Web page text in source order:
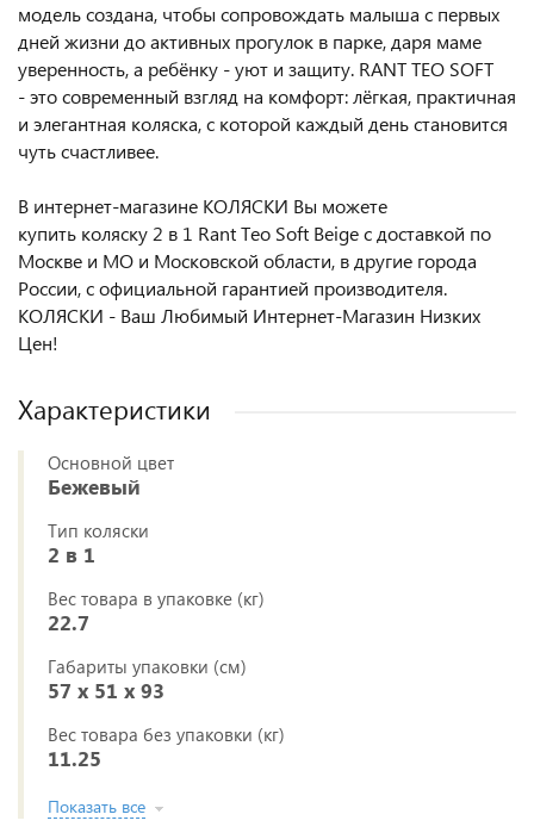
модель создана, чтобы сопровождать малыша с первых
дней жизни до активных прогулок в парке, даря маме
уверенность, а ребёнку - уют и защиту. RANT TEO SOFT
- это современный взгляд на комфорт: лёгкая, практичная
и элегантная коляска, с которой каждый день становится
чуть счастливее.
В интернет-магазине КОЛЯСКИ Вы можете
купить коляску 2 в 1 Rant Teo Soft Beige с доставкой по
Москве и МО и Московской области, в другие города
России, с официальной гарантией производителя.
КОЛЯСКИ - Ваш Любимый Интернет-Магазин Низких
Цен!
Характеристики
Основной цвет
Бежевый
Тип коляски
2 в 1
Вес товара в упаковке (кг)
22.7
Габариты упаковки (см)
57 x 51 x 93
Вес товара без упаковки (кг)
11.25
Показать все